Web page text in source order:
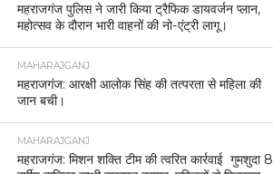
महराजगंज पुलिस ने जारी किया ट्रैफिक डायवर्जन प्लान,
महोत्सव के दौरान भारी वाहनों की नो-एंट्री लागू।
MAHARAJGANJ
महराजगंज: आरक्षी आलोक सिंह की तत्परता से महिला की
जान बची।
MAHARAJGANJ
महराजगंज: मिशन शक्ति टीम की त्वरित कार्रवाई गुमशुदा 8